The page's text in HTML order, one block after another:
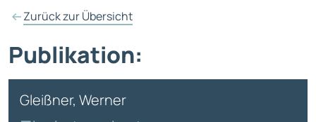
Zurück zur Übersicht
Publikation:
Gleißner, Werner